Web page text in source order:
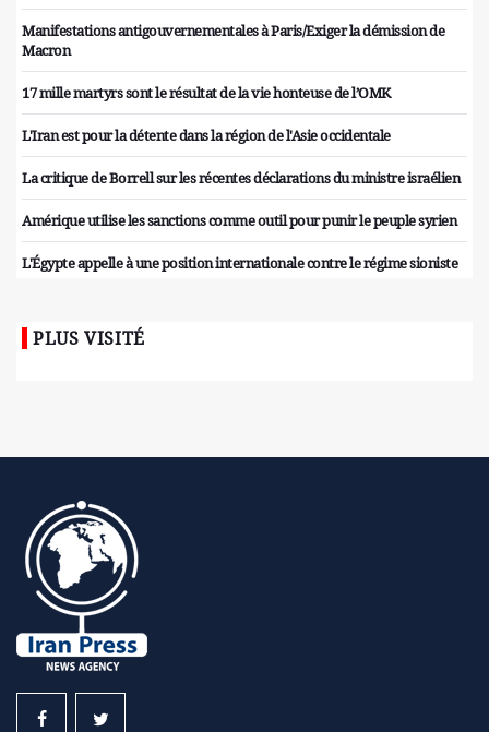
Manifestations antigouvernementales à Paris/Exiger la démission de
Macron
17 mille martyrs sont le résultat de la vie honteuse de l’OMK
L'Iran est pour la détente dans la région de l'Asie occidentale
La critique de Borrell sur les récentes déclarations du ministre israélien
Amérique utilise les sanctions comme outil pour punir le peuple syrien
L'Égypte appelle à une position internationale contre le régime sioniste
PLUS VISITÉ